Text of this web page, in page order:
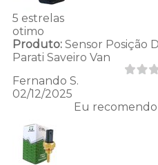
5 estrelas
otimo
Produto:Sensor Posição
Parati Saveiro Van
Fernando S.
02/12/2025
Eu